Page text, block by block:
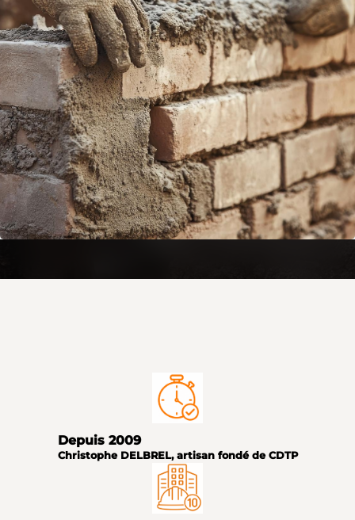
Depuis 2009
Christophe DELBREL, artisan fondé de CDTP